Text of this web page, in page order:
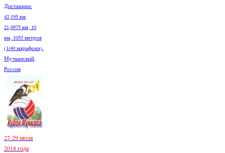
Дистанции:
42,195 км,
21,0975 км, 10
км, 1055 метров
(1/40 марафона).
Мучкапский,
Россия
27-29 июля
2018 года